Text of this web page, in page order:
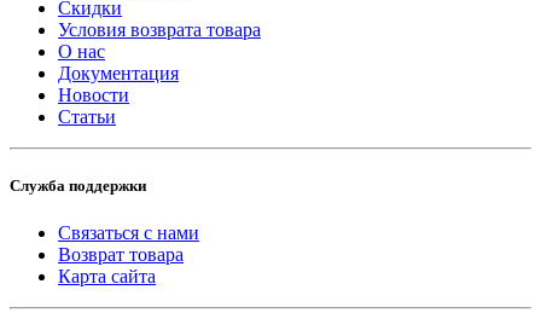
Скидки
Условия возврата товара
О нас
Документация
Новости
Статьи
Служба поддержки
Связаться с нами
Возврат товара
Карта сайта